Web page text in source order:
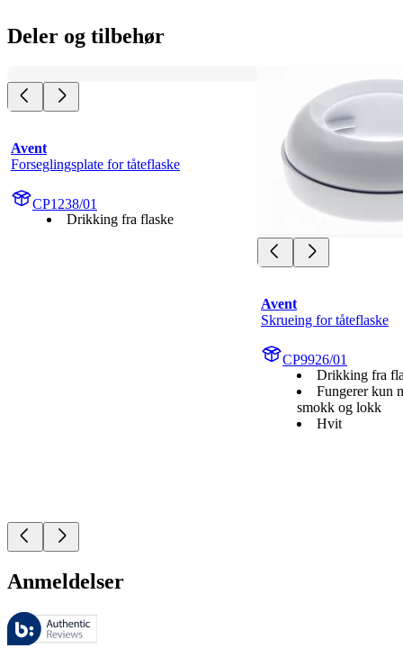
Deler og tilbehør
Avent
Forseglingsplate for tåteflaske
CP1238/01
Drikking fra flaske
Avent
Skrueing for tåteflaske
CP9926/01
Drikking fra
Fungerer kun
smokk og lokk
Hvit
Anmeldelser
Disse anmeldelsene forvaltes av Bazaarvoice og overholder